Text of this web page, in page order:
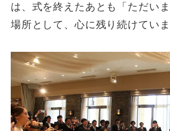
は、式を終えたあとも「ただい
場所として、心に残り続けていま